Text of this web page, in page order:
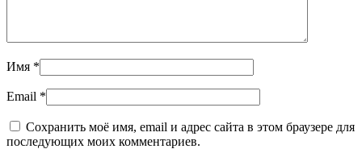
Имя *
Email *
Сохранить моё имя, email и адрес сайта в этом браузере для
последующих моих комментариев.